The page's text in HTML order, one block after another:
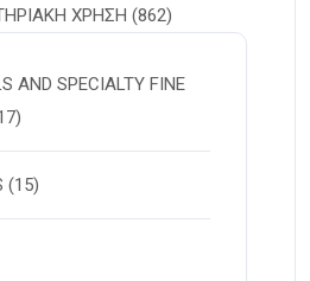
ΧΡΗΣΗ (862)
AND SPECIALTY FINE
(15)